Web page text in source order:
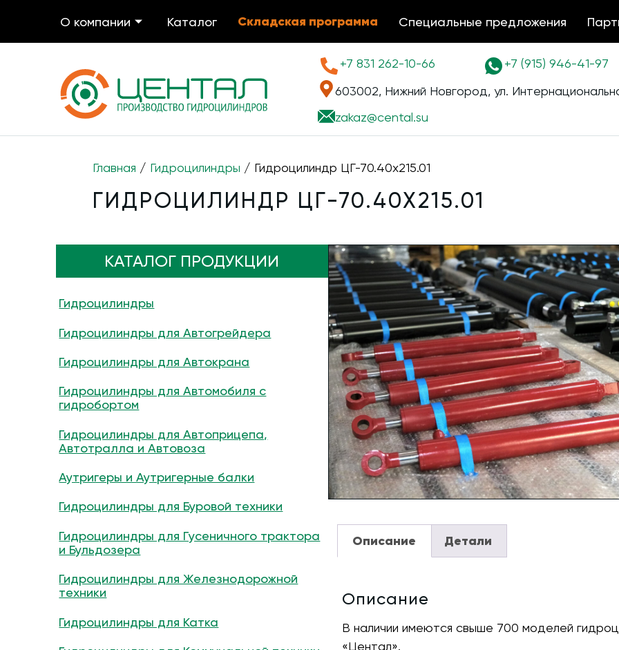
О компании Каталог Складская программа Специальные предложения
+7 831 262-10-66
+7 (915) 946-41-97
603002, Нижний Новгород, ул.
zakaz@cental.su
Главная / Гидроцилиндры / Гидроцилиндр ЦГ-70.40х215.01
ГИДРОЦИЛИНДР ЦГ-70.40Х215.01
КАТАЛОГ ПРОДУКЦИИ
Гидроцилиндры
Гидроцилиндры для Автогрейдера
Гидроцилиндры для Автокрана
Гидроцилиндры для Автомобиля с
гидробортом
Гидроцилиндры для Автоприцепа,
Автотралла и Автовоза
Аутригеры и Аутригерные балки
Гидроцилиндры для Буровой техники
Гидроцилиндры для Гусеничного трактора
и Бульдозера
Гидроцилиндры для Железнодорожной
техники
Гидроцилиндры для Катка
Описание Детали
Описание
В наличии имеются свыше 700 моделей
«Центал».